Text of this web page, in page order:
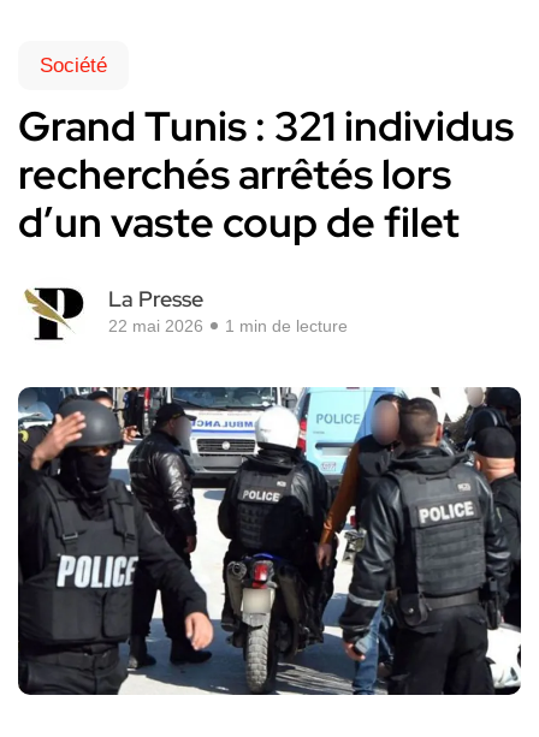
Société
Grand Tunis : 321 individus
recherchés arrêtés lors
d’un vaste coup de filet
La Presse
22 mai 2026 1 min de lecture